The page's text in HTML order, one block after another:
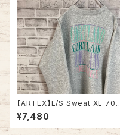
【ARTEX】L/S Sweat XL 70-
80s Made in USA “CORTL
AND ” カレッジ スウェット トレ
ーナー ニューヨーク州立大学
¥7,480